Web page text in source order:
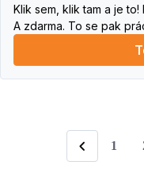
Klik sem, klik tam a je
A zdarma. To se pak
Předchozí
1